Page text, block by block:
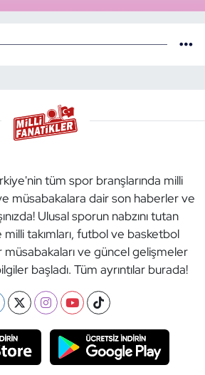
tüm spor branşlarında milli
müsabakalara dair son haberler ve
Ulusal sporun nabzını tutan
takımları, futbol ve basketbol
müsabakaları ve güncel gelişmeler
başladı. Tüm ayrıntılar burada!